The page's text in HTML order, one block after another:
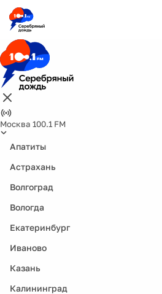
Москва 100.1 FM
Апатиты
Астрахань
Волгоград
Вологда
Екатеринбург
Иваново
Казань
Калининград